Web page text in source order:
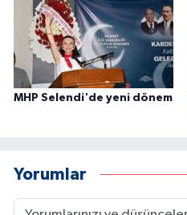
MHP Selendi'de yeni dönem
Yorumlar